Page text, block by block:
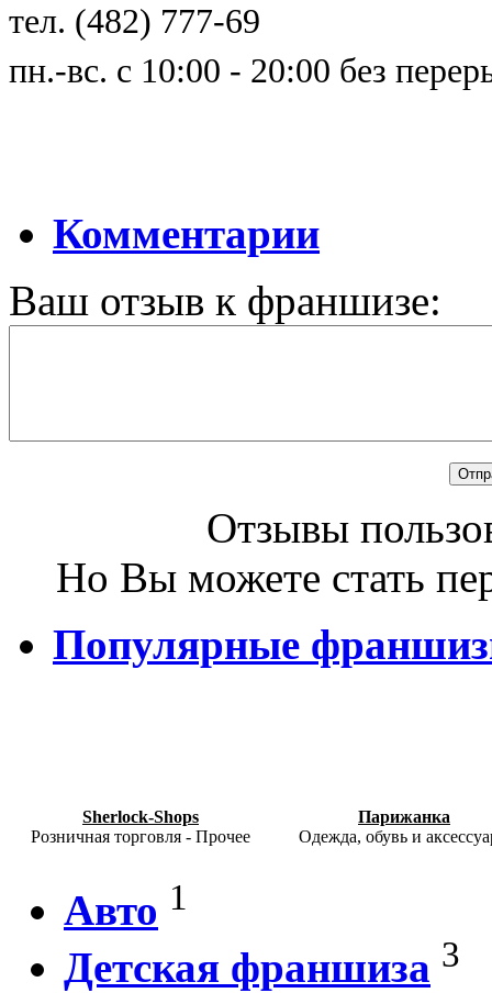
тел. (482) 777-69
пн.-вс. с 10:00 - 20:00 без
Комментарии
Ваш отзыв к франшизе:
Отзывы
Но Вы можете стать
Популярные
Sherlock-Shops
Розничная торговля - Прочее
Парижанка
Одежда, обувь и
Авто 1
Детская франшиза 3